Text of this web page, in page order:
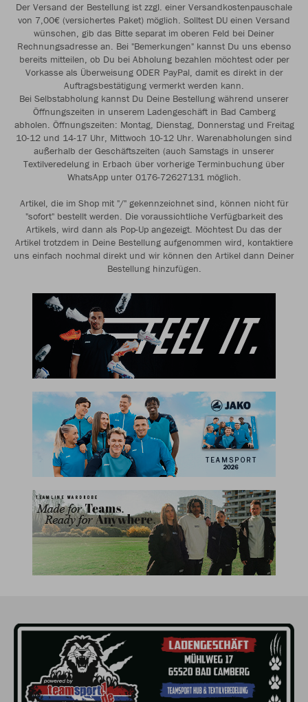
Der Versand der Bestellung ist zzgl. einer Versandkostenpauschale
von 7,00€ (versichertes Paket) möglich. Solltest DU einen Versand
wünschen, gib das Bitte separat im oberen Feld bei Deiner
Rechnungsadresse an. Bei "Bemerkungen" kannst Du uns ebenso
bereits mitteilen, ob Du bei Abholung bezahlen möchtest oder per
Vorkasse als Überweisung ODER PayPal, damit es direkt in der
Auftragsbestätigung vermerkt werden kann.
Bei Selbstabholung kannst Du Deine Bestellung während unserer
Öffnungszeiten in unserem Ladengeschäft in Bad Camberg
abholen. Öffnungszeiten: Montag, Dienstag, Donnerstag und Freitag
10-12 und 14-17 Uhr, Mittwoch 10-12 Uhr. Warenabholungen sind
außerhalb der Geschäftszeiten (auch Samstags in unserer
Textilveredelung in Erbach über vorherige Terminbuchung über
WhatsApp unter 0176-72627131 möglich.
Artikel, die im Shop mit "/" gekennzeichnet sind, können nicht für
"sofort" bestellt werden. Die voraussichtliche Verfügbarkeit des
Artikels, wird dann als Pop-Up angezeigt. Möchtest Du das der
Artikel trotzdem in Deine Bestellung aufgenommen wird, kontaktiere
uns einfach nochmal direkt und wir können den Artikel dann Deiner
Bestellung hinzufügen.